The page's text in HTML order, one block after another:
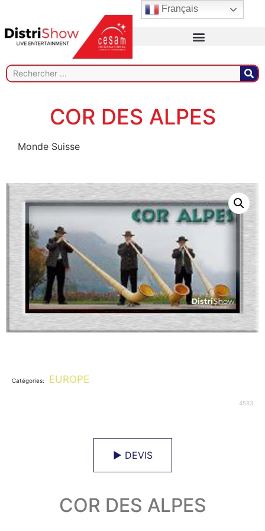
COR DES ALPES
Monde Suisse
Catégories: EUROPE
4583
► DEVIS
COR DES ALPES
Français